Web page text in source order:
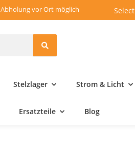
Abholung vor Ort möglich
Stelzlager Strom & Licht
Ersatzteile Blog